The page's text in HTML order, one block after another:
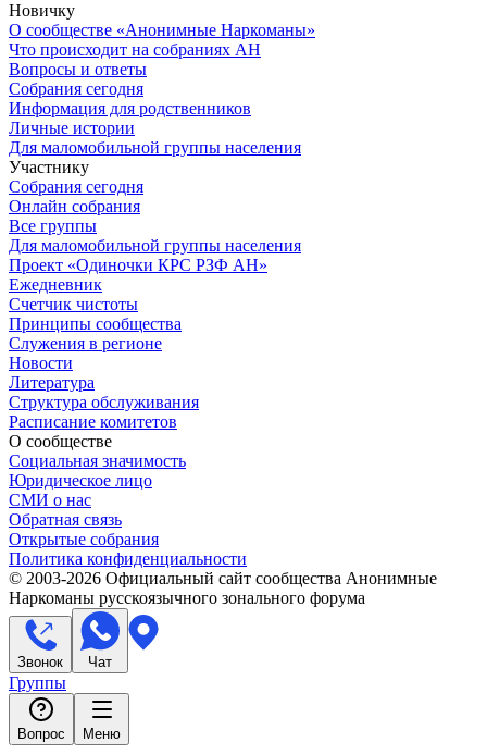
Новичку
О сообществе «Анонимные Наркоманы»
Что происходит на собраниях АН
Вопросы и ответы
Собрания сегодня
Информация для родственников
Личные истории
Для маломобильной группы населения
Участнику
Собрания сегодня
Онлайн собрания
Все группы
Для маломобильной группы населения
Проект «Одиночки КРС РЗФ АН»
Ежедневник
Счетчик чистоты
Принципы сообщества
Служения в регионе
Новости
Литература
Структура обслуживания
Расписание комитетов
О сообществе
Социальная значимость
Юридическое лицо
СМИ о нас
Обратная связь
Открытые собрания
Политика конфиденциальности
© 2003-2026 Официальный сайт сообщества Анонимные
Наркоманы русскоязычного зонального форума
Звонок Чат
Группы
Вопрос Меню